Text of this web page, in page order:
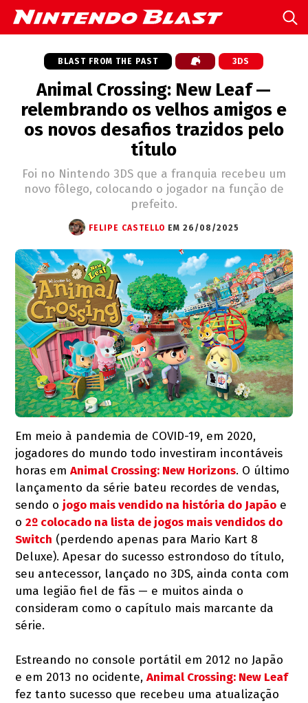
BLAST FROM THE PAST 3DS
Animal Crossing: New Leaf —
relembrando os velhos amigos e
os novos desafios trazidos pelo
título
Foi no Nintendo 3DS que a franquia recebeu um
novo fôlego, colocando o jogador na função de
prefeito.
FELIPE CASTELLO EM 26/08/2025
Em meio à pandemia de COVID-19, em 2020,
jogadores do mundo todo investiram incontáveis
horas emAnimal Crossing: New Horizons. O último
lançamento da série bateu recordes de vendas,
sendo o jogo mais vendido na história do Japão e
o2º colocado na lista de jogos mais vendidos do
Switch (perdendo apenas para Mario Kart 8
Deluxe). Apesar do sucesso estrondoso do título,
seu antecessor, lançado no 3DS, ainda conta com
uma legião fiel de fãs — e muitos ainda o
consideram como o capítulo mais marcante da
série.
Estreando no console portátil em 2012 no Japão
e em 2013 no ocidente,Animal Crossing: New Leaf
fez tanto sucesso que recebeu uma atualização